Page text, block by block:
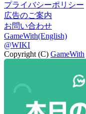
プライバシーポリシー
広告のご案内
お問い合わせ
GameWith(English)
@WIKI
Copyright (C) GameWith